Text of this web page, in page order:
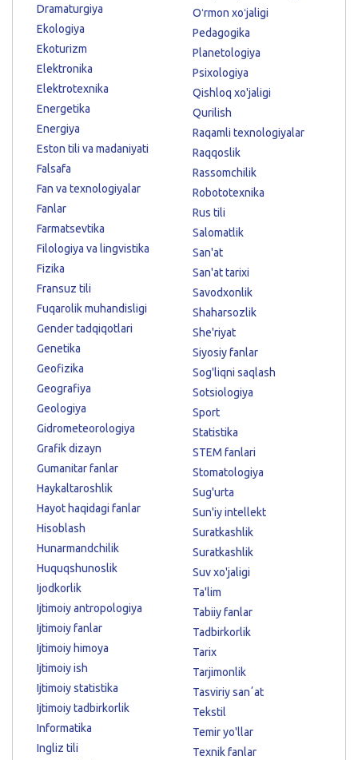
Dramaturgiya
Ekologiya
Ekoturizm
Elektronika
Elektrotexnika
Energetika
Energiya
Eston tili va madaniyati
Falsafa
Fan va texnologiyalar
Fanlar
Farmatsevtika
Filologiya va lingvistika
Fizika
Fransuz tili
Fuqarolik muhandisligi
Gender tadqiqotlari
Genetika
Geofizika
Geografiya
Geologiya
Gidrometeorologiya
Grafik dizayn
Gumanitar fanlar
Haykaltaroshlik
Hayot haqidagi fanlar
Hisoblash
Hunarmandchilik
Huquqshunoslik
Ijodkorlik
Ijtimoiy antropologiya
Ijtimoiy fanlar
Ijtimoiy himoya
Ijtimoiy ish
Ijtimoiy statistika
Ijtimoiy tadbirkorlik
Informatika
Ingliz tili
Oʻrmon xoʻjaligi
Pedagogika
Planetologiya
Psixologiya
Qishloq xo'jaligi
Qurilish
Raqamli texnologiyalar
Raqqoslik
Rassomchilik
Robototexnika
Rus tili
Salomatlik
San'at
San'at tarixi
Savodxonlik
Shaharsozlik
She'riyat
Siyosiy fanlar
Sog'liqni saqlash
Sotsiologiya
Sport
Statistika
STEM fanlari
Stomatologiya
Sug'urta
Sun'iy intellekt
Suratkashlik
Suratkashlik
Suv xo'jaligi
Ta'lim
Tabiiy fanlar
Tadbirkorlik
Tarix
Tarjimonlik
Tasviriy sanʼat
Tekstil
Temir yo'llar
Texnik fanlar